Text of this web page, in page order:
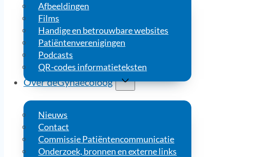
Afbeeldingen
Films
Handige en betrouwbare websites
Patiëntenverenigingen
Podcasts
QR-codes informatieteksten
Over deGynaecoloog
Nieuws
Contact
Commissie Patiëntencommunicatie
Onderzoek, bronnen en externe links